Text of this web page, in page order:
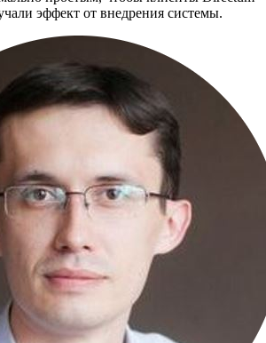
эффект от внедрения системы.